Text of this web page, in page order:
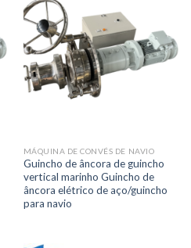
MÁQUINA DE CONVÉS DE NAVIO
Guincho de âncora de guincho
vertical marinho Guincho de
âncora elétrico de aço/guincho
para navio